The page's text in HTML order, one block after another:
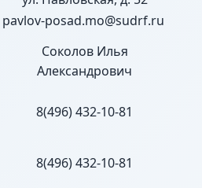
pavlov-posad.mo@sudrf.ru
Соколов Илья
Александрович
8(496) 432-10-81
8(496) 432-10-81